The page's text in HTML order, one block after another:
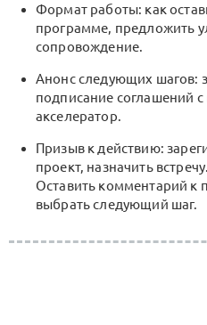
Формат работы: как
программе, предложить
сопровождение.
Анонс следующих шагов:
подписание соглашений
акселератор.
Призыв к действию:
проект, назначить встречу.
Оставить комментарий к
выбрать следующий шаг.